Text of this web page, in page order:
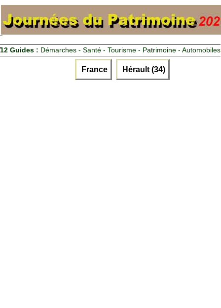
12 Guides : Démarches - Santé - Tourisme - Patrimoine - Automobiles
France Hérault (34)